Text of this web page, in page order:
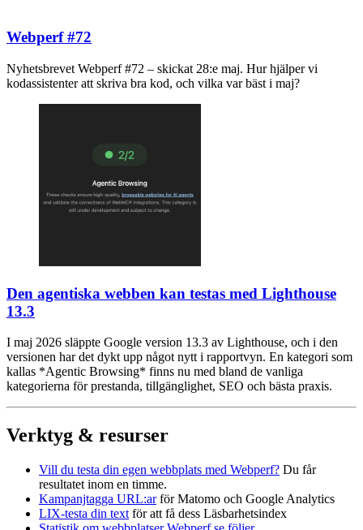
Webperf #72
Nyhetsbrevet Webperf #72 – skickat 28:e maj. Hur hjälper vi
kodassistenter att skriva bra kod, och vilka var bäst i maj?
Den agentiska webben kan testas med Lighthouse
13.3
I maj 2026 släppte Google version 13.3 av Lighthouse, och i den
versionen har det dykt upp något nytt i rapportvyn. En kategori som
kallas *Agentic Browsing* finns nu med bland de vanliga
kategorierna för prestanda, tillgänglighet, SEO och bästa praxis.
Verktyg & resurser
Vill du testa din egen webbplats med Webperf? Du får
resultatet inom en timme.
Kampanjtagga URL:arför Matomo och Google Analytics
LIX-testa din text för att få dess Läsbarhetsindex